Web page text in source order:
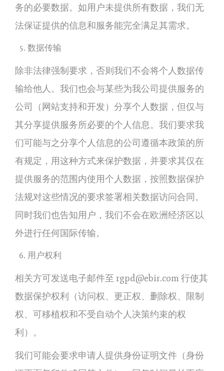
务的必要数据。如用户未提供所有数据，我们无
法保证提供的信息和服务能完全满足其需求。
数据传输
除非法律强制要求，否则我们不会将个人数据传
输给他人。我们也会与某些为我公司提供服务的
公司（网站支持和开发）分享个人数据，但仅与
其分享提供服务所必要的个人信息。我们要求我
们可能与之分享个人信息的公司遵循本政策的所
有规定，用这种方式来保护数据，并要求其仅在
提供服务的范围内使用个人数据，按照数据保护
法规对这些情况的要求签署相关数据访问合同。
同时我们也告知用户，我们不会在欧洲经济区以
外进行任何国际传输。
用户权利
相关方可发送电子邮件至 rgpd@ebir.com 行使其
数据保护权利（访问权、更正权、删除权、限制
权、可移植权和不受自动个人决策约束的权
利）。
我们可能会要求申请人提供身份证明文件（身份